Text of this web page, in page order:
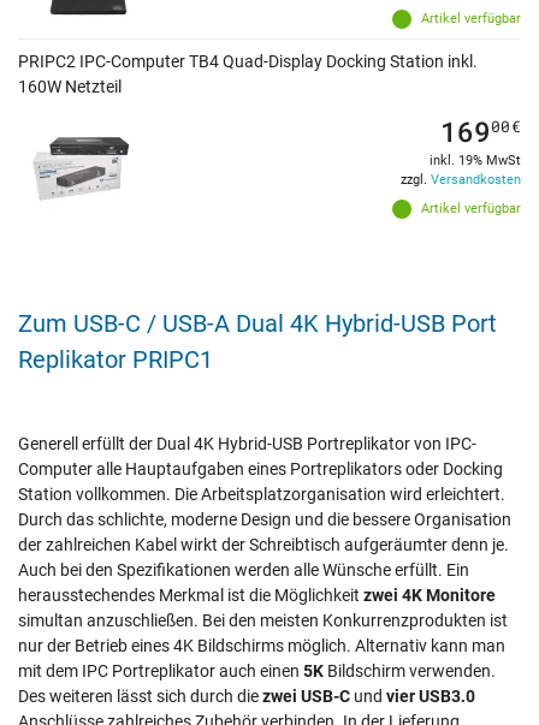
Artikel verfügbar
PRIPC2 IPC-Computer TB4 Quad-Display Docking Station inkl.
160W Netzteil
Artikel verfügbar
16900€
inkl. 19% MwSt
zzgl. Versandkosten
Zum USB-C / USB-A Dual 4K Hybrid-USB Port
Replikator PRIPC1
Generell erfüllt der Dual 4K Hybrid-USB Portreplikator von IPC-
Computer alle Hauptaufgaben eines Portreplikators oder Docking
Station vollkommen. Die Arbeitsplatzorganisation wird erleichtert.
Durch das schlichte, moderne Design und die bessere Organisation
der zahlreichen Kabel wirkt der Schreibtisch aufgeräumter denn je.
Auch bei den Spezifikationen werden alle Wünsche erfüllt. Ein
herausstechendes Merkmal ist die Möglichkeit zwei 4K Monitore
simultan anzuschließen. Bei den meisten Konkurrenzprodukten ist
nur der Betrieb eines 4K Bildschirms möglich. Alternativ kann man
mit dem IPC Portreplikator auch einen 5K Bildschirm verwenden.
Des weiteren lässt sich durch diezwei USB-C und vier USB3.0